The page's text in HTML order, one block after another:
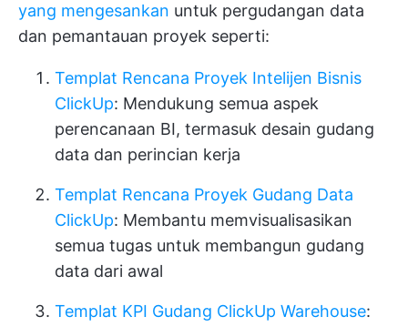
yang mengesankan untuk pergudangan data
dan pemantauan proyek seperti:
Templat Rencana Proyek Intelijen Bisnis
ClickUp: Mendukung semua aspek
perencanaan BI, termasuk desain gudang
data dan perincian kerja
Templat Rencana Proyek Gudang Data
ClickUp: Membantu memvisualisasikan
semua tugas untuk membangun gudang
data dari awal
Templat KPI Gudang ClickUp Warehouse: